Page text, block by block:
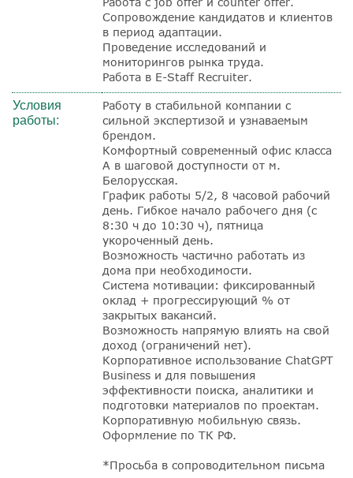
Сопровождение кандидатов и клиентов
в период адаптации.
Проведение исследований и
мониторингов рынка труда.
Работа в E-Staff Recruiter.
Условия
работы:
Работу в стабильной компании с
сильной экспертизой и узнаваемым
брендом.
Комфортный современный офис класса
А в шаговой доступности от м.
Белорусская.
График работы 5/2, 8 часовой рабочий
день. Гибкое начало рабочего дня (с
8:30 ч до 10:30 ч), пятница
укороченный день.
Возможность частично работать из
дома при необходимости.
Система мотивации: фиксированный
оклад + прогрессирующий % от
закрытых вакансий.
Возможность напрямую влиять на свой
доход (ограничений нет).
Корпоративное использование ChatGPT
Business и для повышения
эффективности поиска, аналитики и
подготовки материалов по проектам.
Корпоративную мобильную связь.
Оформление по ТК РФ.
*Просьба в сопроводительном письма